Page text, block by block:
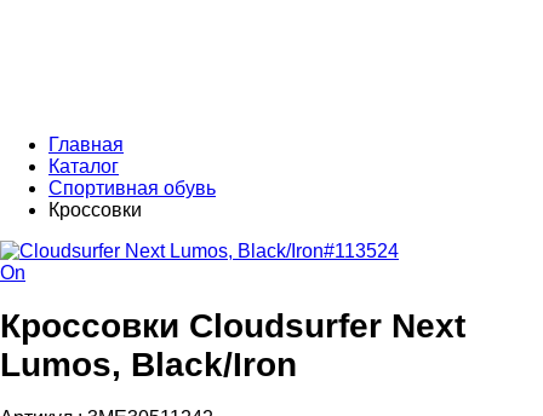
Главная
Каталог
Спортивная обувь
Кроссовки
On
Кроссовки Cloudsurfer Next
Lumos, Black/Iron